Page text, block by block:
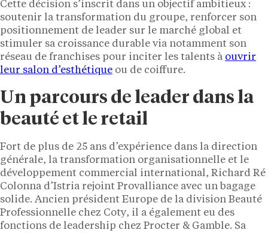
Cette décision s’inscrit dans un objectif ambitieux :
soutenir la transformation du groupe, renforcer son
positionnement de leader sur le marché global et
stimuler sa croissance durable via notamment son
réseau de franchises pour inciter les talents à ouvrir
leur salon d’esthétique ou de coiffure.
Un parcours de leader dans la
beauté et le retail
Fort de plus de 25 ans d’expérience dans la direction
générale, la transformation organisationnelle et le
développement commercial international, Richard Ré
Colonna d’Istria rejoint Provalliance avec un bagage
solide. Ancien président Europe de la division Beauté
Professionnelle chez Coty, il a également eu des
fonctions de leadership chez Procter & Gamble. Sa